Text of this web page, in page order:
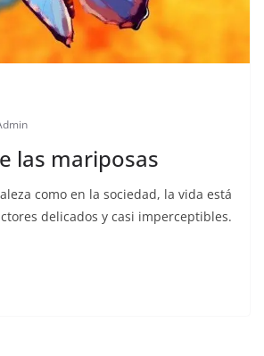
las mariposas
como en la sociedad, la vida está
delicados y casi imperceptibles.